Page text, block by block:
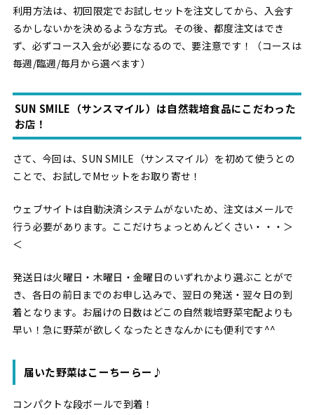
利用方法は、初回限定でお試しセットを注文してから、入会す
るかしないかを決めるような方式。その後、都度注文はでき
ず、必ずコース入会が必要になるので、要注意です！（コースは
毎週/臨週/毎月から選べます）
SUN SMILE（サンスマイル）は自然栽培食品にこだわった
お店！
さて、今回は、SUN SMILE（サンスマイル）を初めて使うとの
ことで、お試しでMセットをお取り寄せ！
ウェブサイトは自動決済システムがないため、注文はメールで
行う必要があります。ここだけちょっとめんどくさい・・・＞
＜
発送日は火曜日・木曜日・金曜日のいずれかより選ぶことがで
き、各日の前日までのお申し込みで、翌日の発送・翌々日の到
着となります。お届けの日数はどこの自然栽培野菜宅配よりも
早い！急に野菜が欲しくなったときなんかにも便利です^^
届いた野菜はこーちーらー♪
コンパクトな段ボールで到着！